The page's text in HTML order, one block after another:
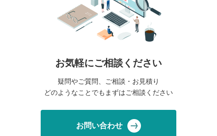
お気軽にご相談ください
疑問やご質問、ご相談・お見積り
どのようなことでもまずはご相談ください
お問い合わせ